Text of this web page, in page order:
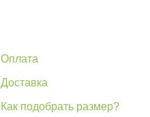
Оплата
Доставка
Как подобрать размер?